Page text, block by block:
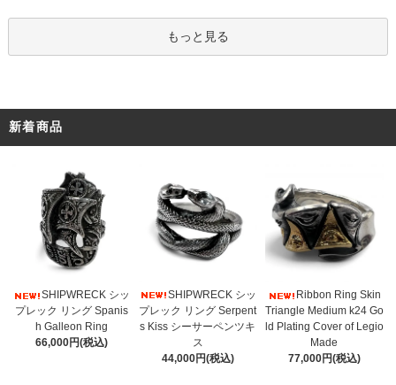
もっと見る
新着商品
SHIPWRECK シッ
プレック リング Spanis
h Galleon Ring
66,000円(税込)
SHIPWRECK シッ
プレック リング Serpent
s Kiss シーサーペンツキ
ス
44,000円(税込)
Ribbon Ring Skin
Triangle Medium k24 Go
ld Plating Cover of Legio
Made
77,000円(税込)